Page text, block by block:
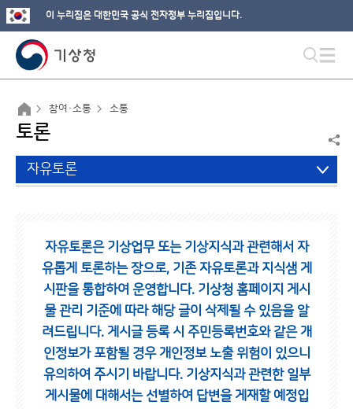
이 누리집은 대한민국 공식 전자정부 누리집입니다.
참여·소통 소통
토론
자유토론
자유토론은 기상업무 또는 기상지식과 관련해서 자
유롭게 토론하는 장으로, 기존 자유토론과 지식샘 게
시판을 통합하여 운영합니다. 기상청 홈페이지 게시
물 관리 기준에 따라 해당 글이 삭제될 수 있음을 알
려드립니다. 게시글 등록 시 주민등록번호와 같은 개
인정보가 포함될 경우 개인정보 노출 위험이 있으니
유의하여 주시기 바랍니다. 기상지식과 관련한 일부
게시물에 대해서는 선별하여 답변을 게재할 예정입